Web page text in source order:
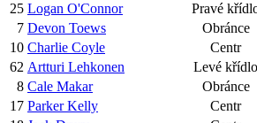
25 Logan O'Connor Pravé
7 Devon Toews Obránce
10 Charlie Coyle Centr
62 Artturi Lehkonen Levé křídlo
8 Cale Makar Obránce
17 Parker Kelly Centr